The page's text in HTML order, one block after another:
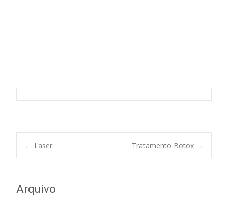
Post
← Laser Tratamento Botox →
Arquivo